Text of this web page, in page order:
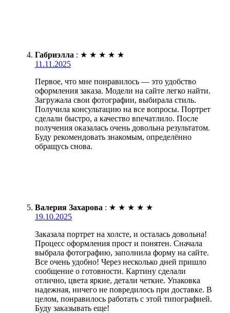
Габриэлла : ★ ★ ★ ★ ★
11.11.2025
Первое, что мне понравилось — это удобство
оформления заказа. Модели на сайте легко найти.
Загружала свои фотографии, выбирала стиль.
Получила консультацию на все вопросы. Портрет
сделали быстро, а качество впечатлило. После
получения оказалась очень довольна результатом.
Буду рекомендовать знакомым, определённо
обращусь снова.
Валерия Захарова : ★ ★ ★ ★ ★
19.10.2025
Заказала портрет на холсте, и осталась довольна!
Процесс оформления прост и понятен. Сначала
выбрала фотографию, заполнила форму на сайте.
Все очень удобно! Через несколько дней пришло
сообщение о готовности. Картину сделали
отлично, цвета яркие, детали четкие. Упаковка
надежная, ничего не повредилось при доставке. В
целом, понравилось работать с этой типографией.
Буду заказывать еще!